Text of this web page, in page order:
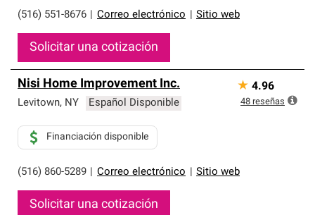
(516) 551-8676 Correo electrónico Sitio web
Solicitar una cotización
Nisi Home Improvement Inc.
Levitown, NY Español Disponible
(516) 860-5289 Correo electrónico Sitio web
Financiación disponible
Solicitar una cotización
★ 4.96
48 reseñas